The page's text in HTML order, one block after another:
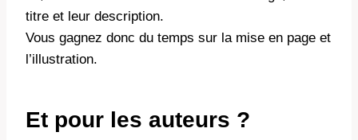
titre et leur description.
Vous gagnez donc du temps sur la mise en page et
l’illustration.
Et pour les auteurs ?